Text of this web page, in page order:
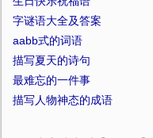
字谜语大全及答案
aabb式的词语
描写夏天的诗句
最难忘的一件事
描写人物神态的成语